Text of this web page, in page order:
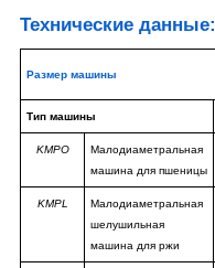
Технические данные:
Размер машины
Тип машины
KMPO
Малодиаметральная
машина для пшеницы
KMPL
Малодиаметральная
шелушильная
машина для ржи